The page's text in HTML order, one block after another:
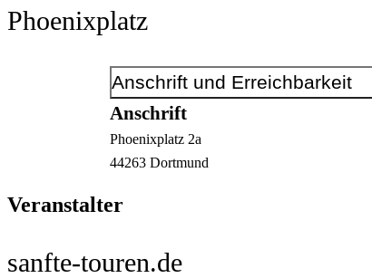
Phoenixplatz
Anschrift und Erreichbarkeit
Anschrift
Phoenixplatz 2a
44263 Dortmund
Veranstalter
sanfte-touren.de